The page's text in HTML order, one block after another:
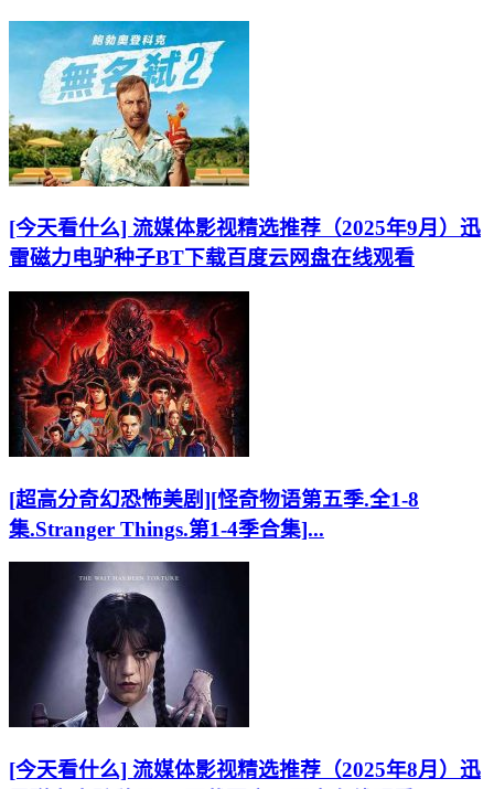
[今天看什么] 流媒体影视精选推荐（2025年9月）迅
雷磁力电驴种子BT下载百度云网盘在线观看
[超高分奇幻恐怖美剧][怪奇物语第五季.全1-8
集.Stranger Things.第1-4季合集]...
[今天看什么] 流媒体影视精选推荐（2025年8月）迅